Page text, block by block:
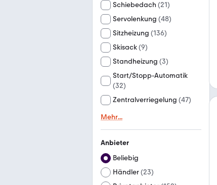
Schiebedach (21)
Servolenkung (48)
Sitzheizung (136)
Skisack(9)
Standheizung (3)
Start/Stopp-Automatik
(32)
Zentralverriegelung (47)
Mehr...
Anbieter
Beliebig
Händler(23)